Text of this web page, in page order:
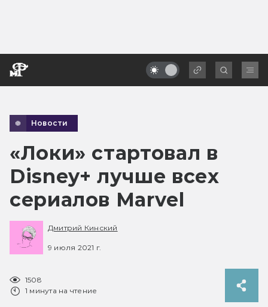
Новости
«Локи» стартовал в
Disney+ лучше всех
сериалов Marvel
Дмитрий Кинский
9 июля 2021 г.
1508
1 минута на чтение